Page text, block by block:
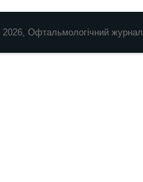
Офтальмологічний